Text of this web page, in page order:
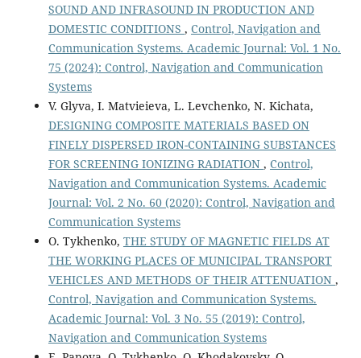
SOUND AND INFRASOUND IN PRODUCTION AND
DOMESTIC CONDITIONS , Control, Navigation and
Communication Systems. Academic Journal: Vol. 1 No.
75 (2024): Control, Navigation and Communication
Systems
V. Glyva, I. Matvieieva, L. Levchenko, N. Kichata,
DESIGNING COMPOSITE MATERIALS BASED ON
FINELY DISPERSED IRON-CONTAINING SUBSTANCES
FOR SCREENING IONIZING RADIATION , Control,
Navigation and Communication Systems. Academic
Journal: Vol. 2 No. 60 (2020): Control, Navigation and
Communication Systems
O. Tykhenko, THE STUDY OF MAGNETIC FIELDS AT
THE WORKING PLACES OF MUNICIPAL TRANSPORT
VEHICLES AND METHODS OF THEIR ATTENUATION ,
Control, Navigation and Communication Systems.
Academic Journal: Vol. 3 No. 55 (2019): Control,
Navigation and Communication Systems